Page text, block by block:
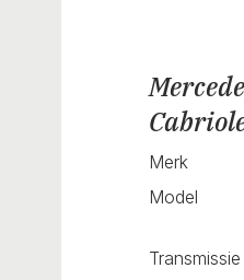
Merk
Model
Transmissie